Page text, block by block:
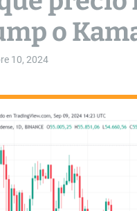
o
10, 2024